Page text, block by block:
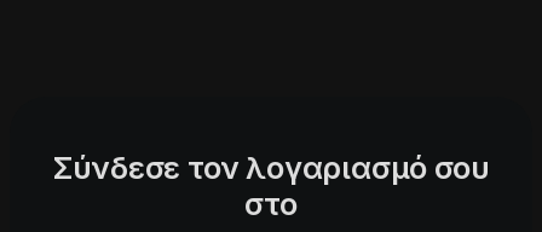
Σύνδεσε τον λογαριασμό σου
στο